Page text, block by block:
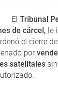
El Tribunal
de cárcel, le
el cierre
por
satelitales